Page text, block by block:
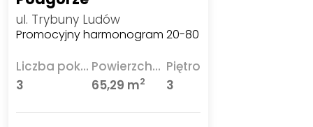
ul. Trybuny Ludów
Promocyjny harmonogram 20-80
Liczba pokoi
3
Powierzchnia
65,29 m2
Piętro
3